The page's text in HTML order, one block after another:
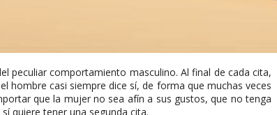
peculiar comportamiento masculino. Al final de cada cita,
hombre casi siempre dice sí, de forma que muchas veces
que la mujer no sea afín a sus gustos, que no tenga
quiere tener una segunda cita.